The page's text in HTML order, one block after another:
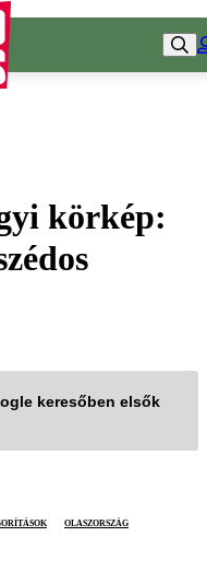
körkép:
keresőben elsők
Olaszország